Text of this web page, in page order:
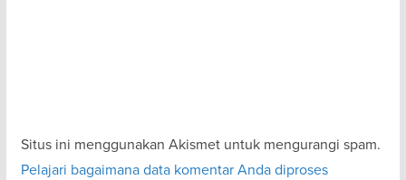
Situs ini menggunakan Akismet untuk mengurangi spam.
Pelajari bagaimana data komentar Anda diproses